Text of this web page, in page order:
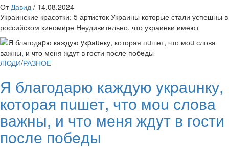
От Давид / 14.08.2024
Украинские красотки: 5 артисток Украины которые стали успешны в
российском киномире Неудивительно, что украинки имеют
ЛЮДИ/РАЗНОЕ
Я благодаpю каждую yкpаuнку,
которая пuшет, что моu слова
важны, и что меня ждyт в гости
после побeды